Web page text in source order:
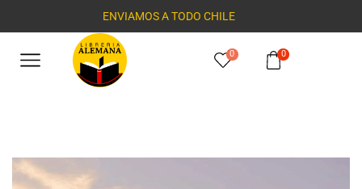
ENVIAMOS A TODO CHILE
0 0